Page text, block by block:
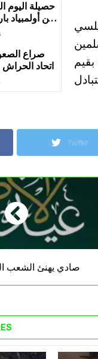
حصيلة اليوم
صراع
اتحاد
Twitter
صادي يهنئ الشعب